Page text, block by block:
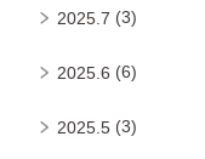
2025.7 (3)
2025.6 (6)
2025.5 (3)